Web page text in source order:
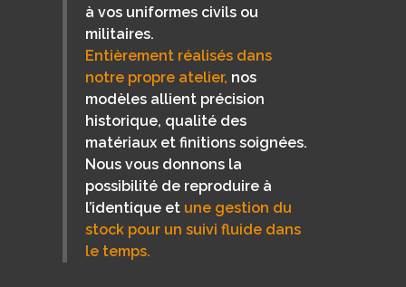
à vos uniformes civils ou
militaires.
Entièrement réalisés dans
notre propre atelier, nos
modèles allient précision
historique, qualité des
matériaux et finitions soignées.
Nous vous donnons la
possibilité de reproduire à
l’identique et une gestion du
stock pour un suivi fluide dans
le temps.